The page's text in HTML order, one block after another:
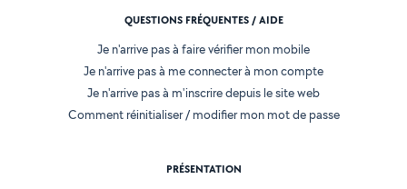
QUESTIONS FRÉQUENTES / AIDE
Je n'arrive pas à faire vérifier mon mobile
Je n'arrive pas à me connecter à mon compte
Je n'arrive pas à m'inscrire depuis le site web
Comment réinitialiser / modifier mon mot de passe
PRÉSENTATION